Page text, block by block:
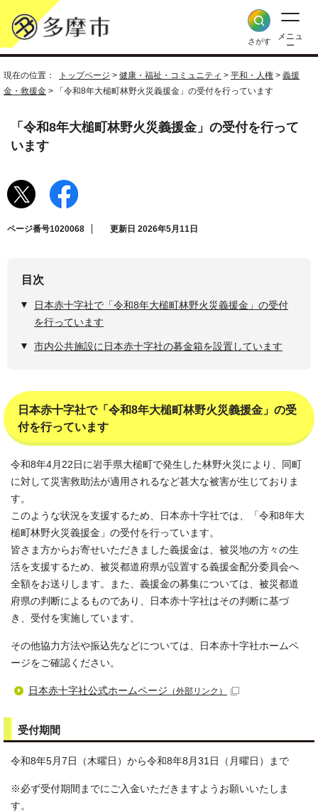
さがす
メニュ
ー
現在の位置： トップページ > 健康・福祉・コミュニティ > 平和・人権 > 義援
金・救援金 > 「令和8年大槌町林野火災義援金」の受付を行っています
「令和8年大槌町林野火災義援金」の受付を行って
います
ページ番号1020068 更新日 2026年5月11日
目次
日本赤十字社で「令和8年大槌町林野火災義援金」の受付
を行っています
市内公共施設に日本赤十字社の募金箱を設置しています
日本赤十字社で「令和8年大槌町林野火災義援金」の受
付を行っています
令和8年4月22日に岩手県大槌町で発生した林野火災により、同町
に対して災害救助法が適用されるなど甚大な被害が生じておりま
す。
このような状況を支援するため、日本赤十字社では、「令和8年大
槌町林野火災義援金」の受付を行っています。
皆さま方からお寄せいただきました義援金は、被災地の方々の生
活を支援するため、被災都道府県が設置する義援金配分委員会へ
全額をお送りします。また、義援金の募集については、被災都道
府県の判断によるものであり、日本赤十字社はその判断に基づ
き、受付を実施しています。
その他協力方法や振込先などについては、日本赤十字社ホームペ
ージをご確認ください。
日本赤十字社公式ホームページ （外部リンク）
受付期間
令和8年5月7日（木曜日）から令和8年8月31日（月曜日）まで
※必ず受付期間までにご入金いただきますようお願いいたしま
す。